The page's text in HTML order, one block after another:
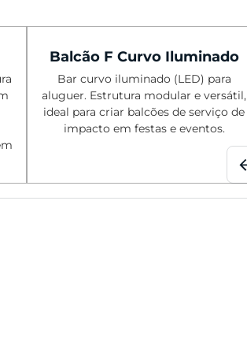
Balcão F Curvo Iluminado
Bar curvo iluminado (LED) para
aluguer. Estrutura modular e versátil,
ideal para criar balcões de serviço de
impacto em festas e eventos.